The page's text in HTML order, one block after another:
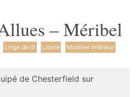
– Méribel
Linge de lit Literie Mobilier intérieur
de Chesterfield sur